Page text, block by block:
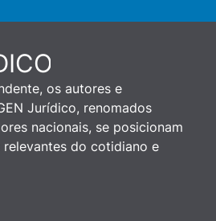
os autores e
Jurídico, renomados
nacionais, se posicionam
do cotidiano e